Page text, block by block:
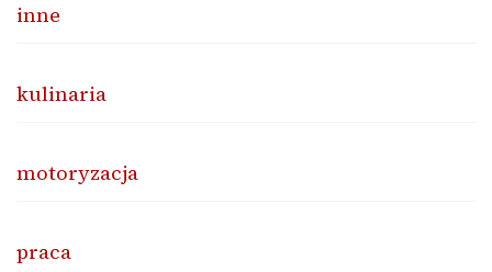
inne
kulinaria
motoryzacja
praca